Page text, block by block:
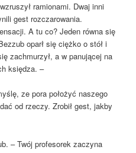
ramionami. Dwaj inni
gest rozczarowania.
A tu co? Jeden równa się
oparł się ciężko o stół i
zachmurzył, a w panującej na
księdza. –
ze pora położyć naszego
od rzeczy. Zrobił gest, jakby
– Twój profesorek zaczyna